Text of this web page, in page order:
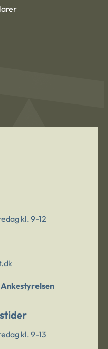
kl. 9-12
kl. 9-13